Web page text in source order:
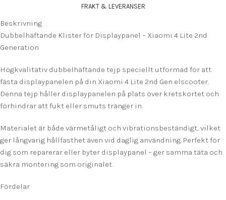
FRAKT & LEVERANSER
Beskrivning
Dubbelhäftande Klister för Displaypanel – Xiaomi 4 Lite 2nd
Generation
Högkvalitativ dubbelhäftande tejp speciellt utformad för att
fästa displaypanelen på din Xiaomi 4 Lite 2nd Gen elscooter.
Denna tejp håller displaypanelen på plats över kretskortet och
förhindrar att fukt eller smuts tränger in.
Materialet är både värmetåligt och vibrationsbeständigt, vilket
ger långvarig hållfasthet även vid daglig användning. Perfekt för
dig som reparerar eller byter displaypanel – ger samma täta och
säkra montering som originalet.
Fördelar